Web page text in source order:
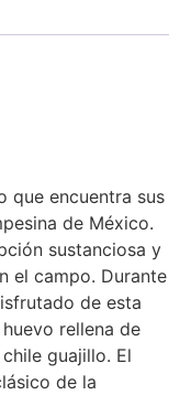
que encuentra sus
de México.
sustanciosa y
el campo. Durante
de esta
rellena de
guajillo. El
de la